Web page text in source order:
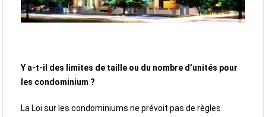
Y a-t-il des limites de taille ou du nombre d’unités pour
les condominium ?
La Loi sur les condominiums ne prévoit pas de règles